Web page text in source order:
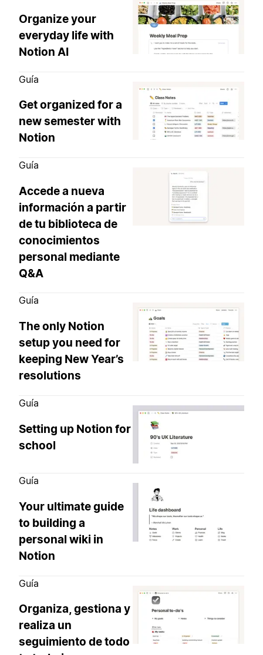
Organize your
everyday life with
Notion AI
Guía
Get organized for a
new semester with
Notion
Guía
Accede a nueva
información a partir
de tu biblioteca de
conocimientos
personal mediante
Q&A
Guía
The only Notion
setup you need for
keeping New Year’s
resolutions
Guía
Setting up Notion for
school
Guía
Your ultimate guide
to building a
personal wiki in
Notion
Guía
Organiza, gestiona y
realiza un
seguimiento de todo